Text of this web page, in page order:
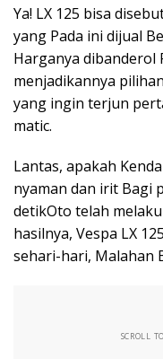
Ya! LX 125 bisa
yang Pada ini dijual
Harganya dibanderol
menjadikannya
yang ingin terjun
matic.
Lantas, apakah
nyaman dan irit Bagi
detikOto telah
hasilnya, Vespa LX
sehari-hari, Malahan
SCROLL